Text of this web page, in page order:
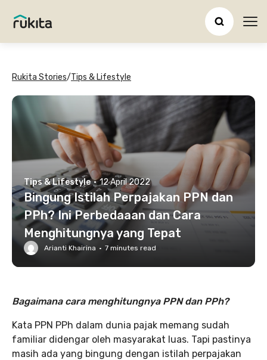
Rukita Stories/Tips & Lifestyle
Tips & Lifestyle · 12 April 2022
Bingung Istilah Perpajakan PPN dan
PPh? Ini Perbedaaan dan Cara
Menghitungnya yang Tepat
Arianti Khairina · 7 minutes read
Bagaimana cara menghitungnya PPN dan PPh?
Kata PPN PPh dalam dunia pajak memang sudah
familiar didengar oleh masyarakat luas. Tapi pastinya
masih ada yang bingung dengan istilah perpajakan